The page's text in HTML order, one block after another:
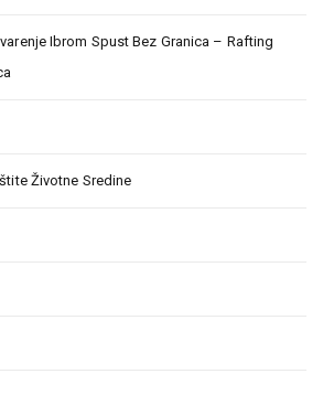
Ibrom Spust Bez Granica – Rafting
Životne Sredine